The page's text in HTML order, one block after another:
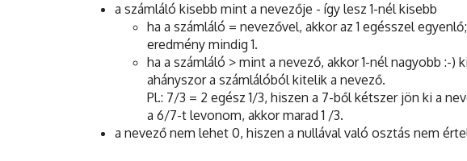
a számláló kisebb mint a nevezője - így lesz 1-nél kisebb
ha a számláló = nevezővel, akkor az 1 egésszel
eredmény mindig 1.
ha a számláló > mint a nevező, akkor 1-nél nagyobb :-
ahányszor a számlálóból kitelik a nevező.
Pl.: 7/3 = 2 egész 1/3, hiszen a 7-ből kétszer jön ki a
a 6/7-t levonom, akkor marad 1 /3.
a nevező nem lehet 0, hiszen a nullával való osztás nem